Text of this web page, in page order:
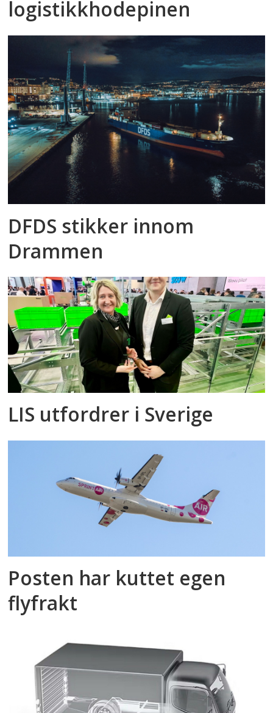
logistikkhodepinen
DFDS stikker innom
Drammen
LIS utfordrer i Sverige
Posten har kuttet egen
flyfrakt